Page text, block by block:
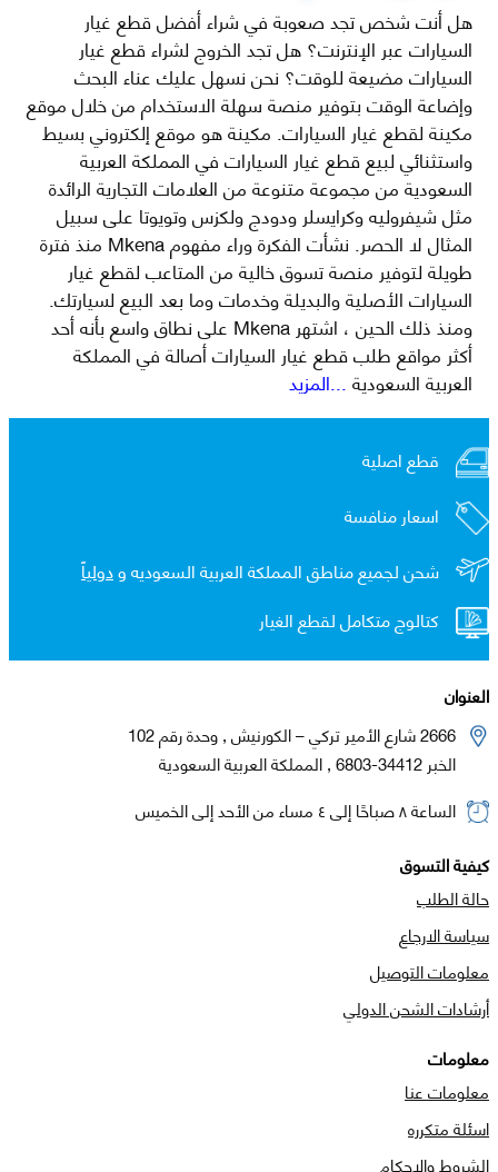
هل أنت شخص تجد صعوبة في شراء أفضل قطع غيار
السيارات عبر الإنترنت؟ هل تجد الخروج لشراء قطع غيار
السيارات مضيعة للوقت؟ نحن نسهل عليك عناء البحث
وإضاعة الوقت بتوفير منصة سهلة الاستخدام من خلال موقع
مكينة لقطع غيار السيارات. مكينة هو موقع إلكتروني بسيط
واستثنائي لبيع قطع غيار السيارات في المملكة العربية
السعودية من مجموعة متنوعة من العلامات التجارية الرائدة
مثل شيفروليه وكرايسلر ودودج ولكزس وتويوتا على سبيل
المثال لا الحصر. نشأت الفكرة وراء مفهوم Mkena منذ فترة
طويلة لتوفير منصة تسوق خالية من المتاعب لقطع غيار
السيارات الأصلية والبديلة وخدمات وما بعد البيع لسيارتك.
ومنذ ذلك الحين ، اشتهر Mkena على نطاق واسع بأنه أحد
أكثر مواقع طلب قطع غيار السيارات أصالة في المملكة
العربية السعودية...المزيد
قطع اصلية
اسعار منافسة
شحن لجميع مناطق المملكة العربية السعوديه ودولياً
كتالوج متكامل لقطع الغيار
العنوان
2666 شارع الأمير تركي – الكورنيش , وحدة رقم 102
الخبر 34412-6803 , المملكة العربية السعودية
الساعة ٨ صباحًا إلى ٤ مساء من الأحد إلى الخميس
كيفية التسوق
حالة الطلب
سياسة الارجاع
معلومات التوصيل
أرشادات الشحن الدولي
معلومات
معلومات عنا
اسئلة متكرره
الشروط والاحكام